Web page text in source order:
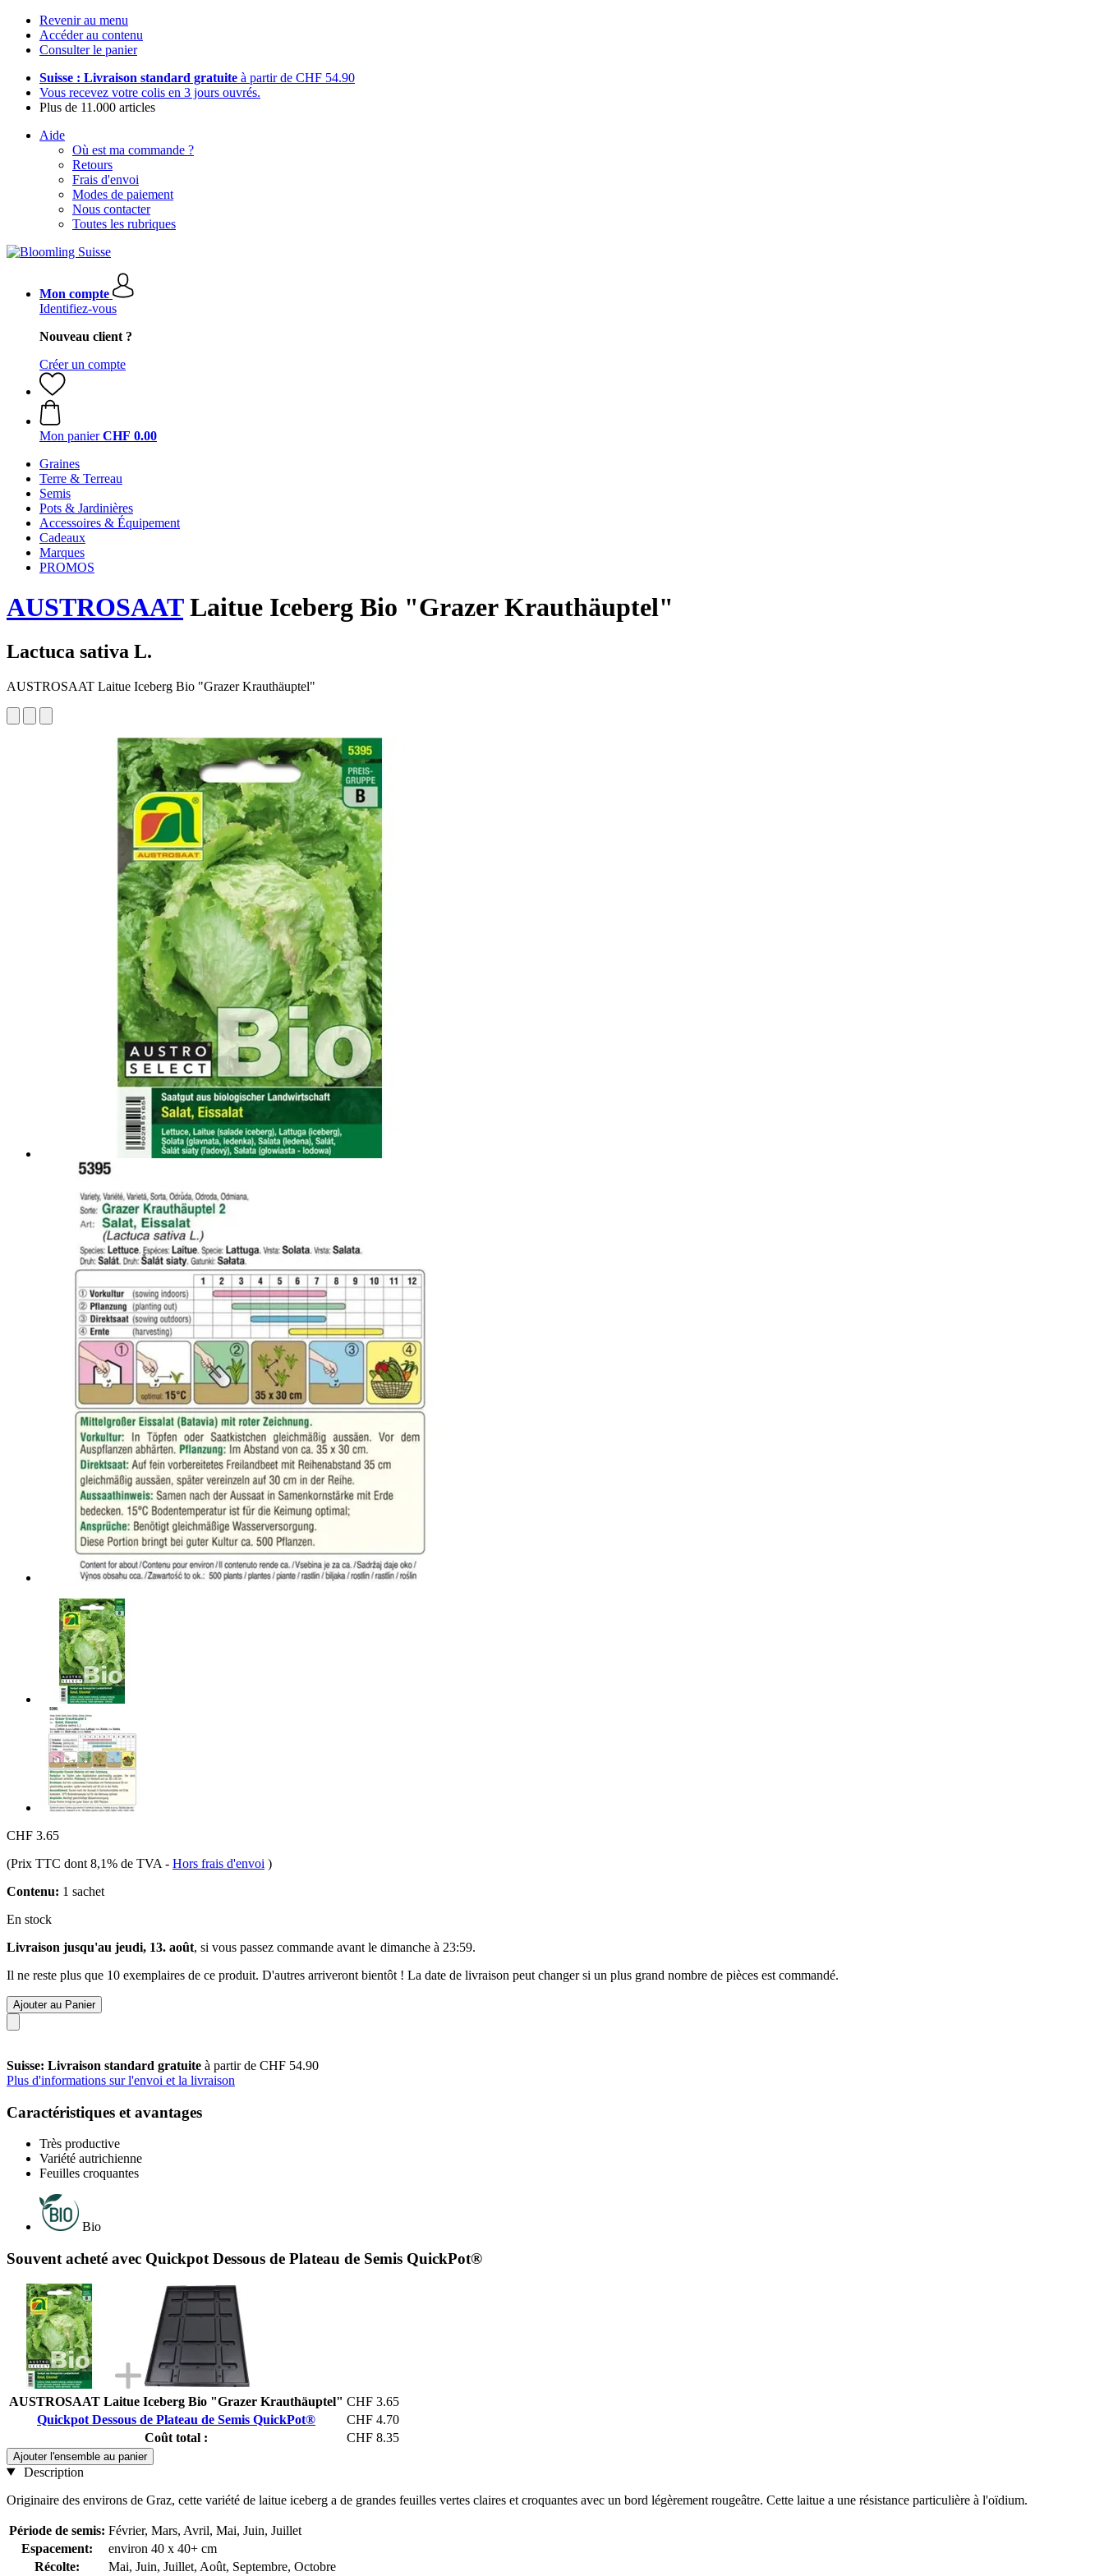
Revenir au menu
Accéder au contenu
Consulter le panier
Suisse : Livraison standard gratuite à partir de CHF 54.90
Vous recevez votre colis en 3 jours ouvrés.
Plus de 11.000 articles
Aide
Où est ma commande ?
Retours
Frais d'envoi
Modes de paiement
Nous contacter
Toutes les rubriques
Mon compte
Identifiez-vous
Nouveau client ?
Créer un compte
Mon panier CHF 0.00
Graines
Terre & Terreau
Semis
Pots & Jardinières
Accessoires & Équipement
Cadeaux
Marques
PROMOS
AUSTROSAATLaitue Iceberg Bio "Grazer Krauthäuptel"
Lactuca sativa L.
AUSTROSAAT Laitue Iceberg Bio "Grazer Krauthäuptel"
CHF 3.65
(Prix TTC dont 8,1% de TVA - Hors frais d'envoi )
Contenu: 1 sachet
En stock
Livraison jusqu'au jeudi, 13. août, si vous passez commande avant le dimanche à 23:59.
Il ne reste plus que 10 exemplaires de ce produit. D'autres arriveront bientôt ! La date de livraison peut changer si un plus grand nombre de pièces est commandé.
Ajouter au Panier
Suisse: Livraison standard gratuite à partir de CHF 54.90
Plus d'informations sur l'envoi et la livraison
Caractéristiques et avantages
Très productive
Variété autrichienne
Feuilles croquantes
Bio
Souvent acheté avec Quickpot Dessous de Plateau de Semis QuickPot®
AUSTROSAAT Laitue Iceberg Bio "Grazer Krauthäuptel" CHF 3.65
Quickpot Dessous de Plateau de Semis QuickPot®
CHF 4.70
Coût total :
CHF 8.35
Ajouter l'ensemble au panier
Description
Originaire des environs de Graz, cette variété de laitue iceberg a de grandes feuilles vertes claires et croquantes avec un bord légèrement rougeâtre. Cette laitue a une résistance particulière à l'oïdium.
Période de semis: Février, Mars, Avril, Mai, Juin, Juillet
Espacement:
environ 40 x 40+ cm
Récolte:
Mai, Juin, Juillet, Août, Septembre, Octobre